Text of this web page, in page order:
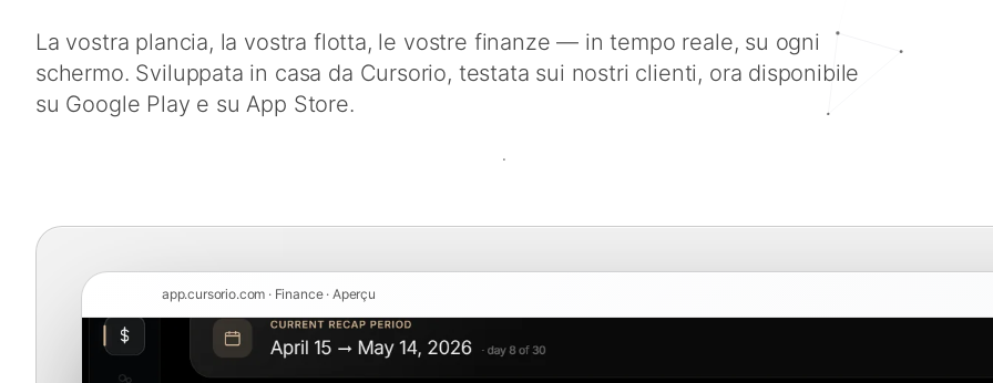
La vostra plancia, la vostra flotta, le vostre finanze — in tempo reale, su ogni
schermo. Sviluppata in casa da Cursorio, testata sui nostri clienti, ora disponibile
su Google Play e su App Store.
app.cursorio.com · Finance · Aperçu